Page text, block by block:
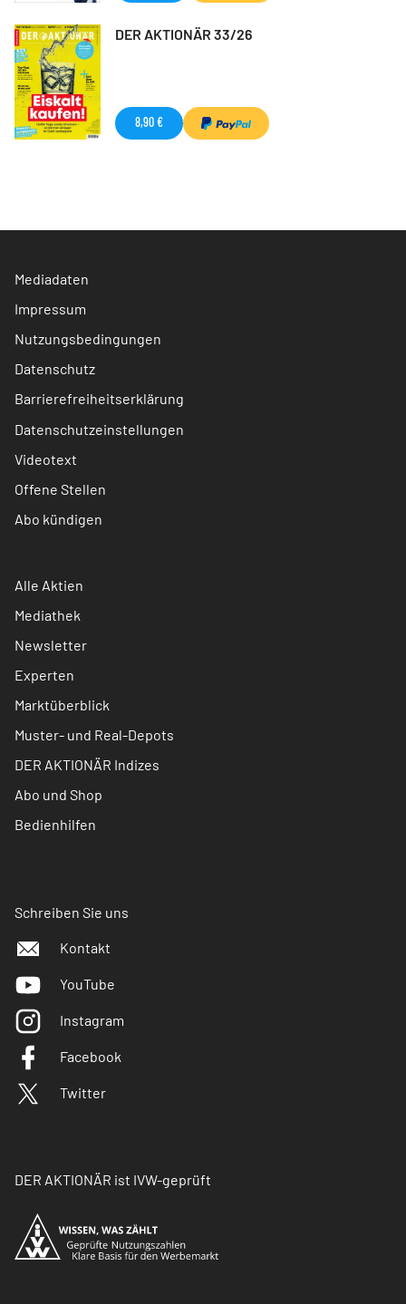
DER AKTIONÄR 33/26
8,90 €
Mediadaten
Impressum
Nutzungsbedingungen
Datenschutz
Barrierefreiheitserklärung
Datenschutzeinstellungen
Videotext
Offene Stellen
Abo kündigen
Alle Aktien
Mediathek
Newsletter
Experten
Marktüberblick
Muster- und Real-Depots
DER AKTIONÄR Indizes
Abo und Shop
Bedienhilfen
Schreiben Sie uns
Kontakt
YouTube
Instagram
Facebook
Twitter
DER AKTIONÄR ist IVW-geprüft